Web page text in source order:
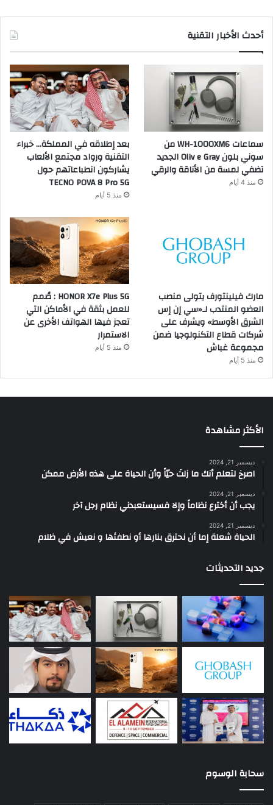
أحدث الأخبار التقنية
سماعات WH-1000XM6 من
سوني بلون Oliv e Gray الجديد
تضفي لمسة من الأناقة والرقي
منذ 4 أيام
بعد إطلاقه في المملكة… خبراء
التقنية ورواد مجتمع الألعاب
يشاركون انطباعاتهم حول
TECNO POVA 8 Pro 5G
منذ 5 أيام
مارك فيلينتورف يتولى منصب
العضو المنتدب لـ«سي إن إس
الشرق الأوسط» ويشرف على
شركات قطاع التكنولوجيا ضمن
مجموعة غباش
منذ 5 أيام
HONOR X7e Plus 5G : صُمم
للعمل بثقة في الأماكن التي
تعجز فيها الهواتف الأخرى عن
الاستمرار
منذ 5 أيام
الأكثر مشاهدة
ديسمبر 21, 2024
‫اصرخ لتعلم أنك ما زلتَ حيّاً وأن الحياة على هذه الأرض ممكن
ديسمبر 21, 2024
يجب أن أخترع نظاماً وإلا فسيستعبدني نظام رجل آخر
ديسمبر 21, 2024
الحياة شعلة إما أن نحترق بنارها أو نطفئها و نعيش في ظلام
جديد التحديثات
سحابة الوسوم